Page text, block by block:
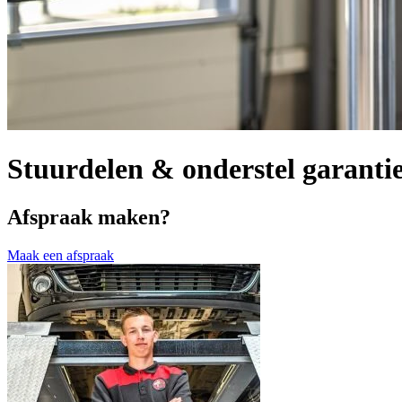
Stuurdelen & onderstel
Afspraak maken?
Maak een afspraak